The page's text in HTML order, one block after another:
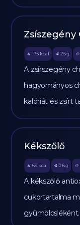
Zsíszegény
🔥 175 kcal 🥩 25 g 🥔
A zsírszegény
hagyományos
kalóriát és zsírt
Kékszőlő
🔥 69 kcal 🥩 0.6 g 🥔
A kékszőlő
cukortartalma
gyümölcsléként.